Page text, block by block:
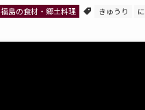
福島の食材・郷土料理 きゅうり